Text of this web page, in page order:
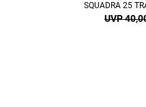
SQUADRA 25
UVP